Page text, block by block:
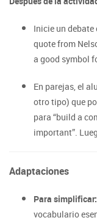
Inicie un debate
quote from
a good symbol
En parejas, el
otro tipo) que
para “build a
important”.
Adaptaciones
Para simplificar:
vocabulario